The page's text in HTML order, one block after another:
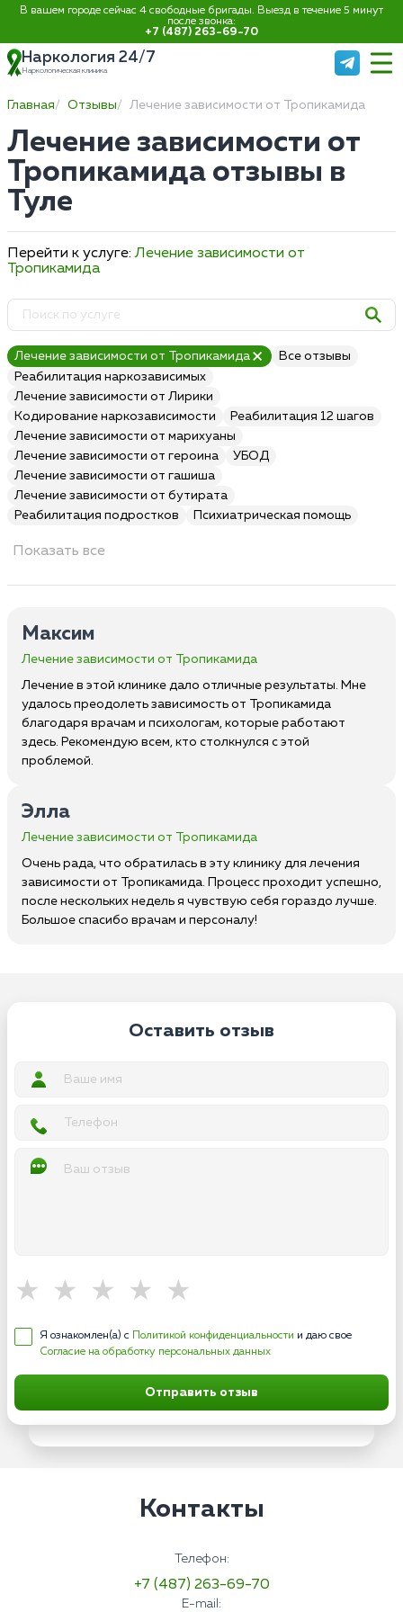
В вашем городе сейчас 4 свободные бригады. Выезд в течение 5 минут
после звонка:
+7 (487) 263-69-70
Наркология 24/7
Наркологическая клиника
Главная Отзывы Лечение зависимости от Тропикамида
Лечение зависимости от
Тропикамида отзывы в
Туле
Перейти к услуге:Лечение зависимости от
Тропикамида
Лечение зависимости от Тропикамида
Все отзывы
Реабилитация наркозависимых
Лечение зависимости от Лирики
Кодирование наркозависимости
Реабилитация 12 шагов
Лечение зависимости от марихуаны
Лечение зависимости от героина
УБОД
Лечение зависимости от гашиша
Лечение зависимости от бутирата
Реабилитация подростков
Психиатрическая помощь
Показать все
Максим
Лечение зависимости от Тропикамида
Лечение в этой клинике дало отличные результаты. Мне
удалось преодолеть зависимость от Тропикамида
благодаря врачам и психологам, которые работают
здесь. Рекомендую всем, кто столкнулся с этой
проблемой.
Элла
Лечение зависимости от Тропикамида
Очень рада, что обратилась в эту клинику для лечения
зависимости от Тропикамида. Процесс проходит успешно,
после нескольких недель я чувствую себя гораздо лучше.
Большое спасибо врачам и персоналу!
Оставить отзыв
Я ознакомлен(а) с Политикой конфиденциальности и даю свое
Согласие на обработку персональных данных
Отправить отзыв
Контакты
Телефон:
+7 (487) 263-69-70
E-mail: